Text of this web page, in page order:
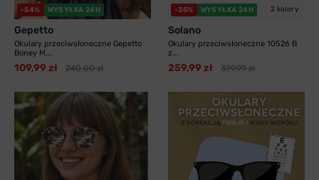
-54% WYSYŁKA 24H 11 kolorów
Gepetto
Okulary przeciwsłoneczne Gepetto
Boney M...
109,99 zł 240,00 zł
-35% WYSYŁKA 24H 2 kolory
Solano
Okulary przeciwsłoneczne 10526 B
z...
259,99 zł 399,99 zł